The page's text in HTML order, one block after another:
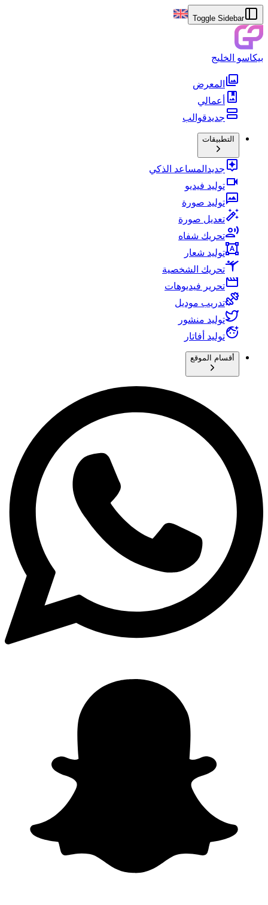
Toggle Sidebar
بيكاسو الخليج
المعرض
أعمالي
جديدقوالب
التطبيقات
جديد المساعد الذكي
توليد فيديو
توليد صورة
تعديل صورة
تحريك شفاه
توليد شعار
تحريك الشخصية
تحرير فيديوهات
تدريب موديل
توليد منشور
توليد أفاتار
أقسام الموقع